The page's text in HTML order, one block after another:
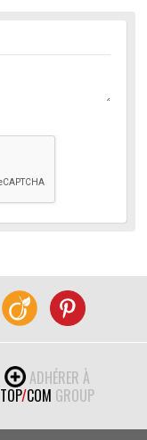
ADHÉRER À
TOP/COM GROUP